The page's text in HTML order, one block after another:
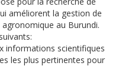
améliorent la gestion de
au Burundi.
informations scientifiques
les plus pertinentes pour